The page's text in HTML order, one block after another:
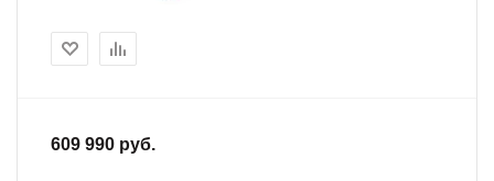
609 990 руб.